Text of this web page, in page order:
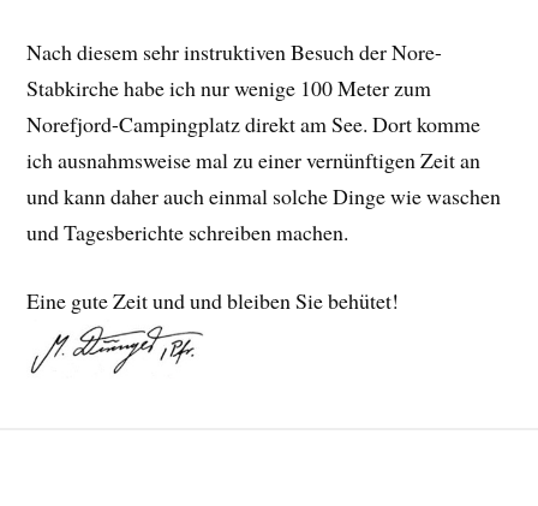
Nach diesem sehr instruktiven Besuch der Nore-
Stabkirche habe ich nur wenige 100 Meter zum
Norefjord-Campingplatz direkt am See. Dort komme
ich ausnahmsweise mal zu einer vernünftigen Zeit an
und kann daher auch einmal solche Dinge wie waschen
und Tagesberichte schreiben machen.
Eine gute Zeit und und bleiben Sie behütet!